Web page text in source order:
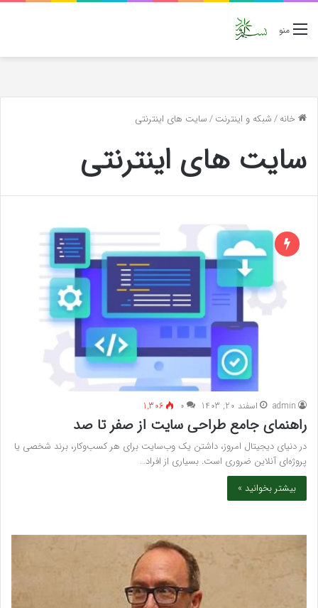
منو
خانه/شبکه و اینترنت/سایت های اینترنتی
سایت های اینترنتی
admin اسفند 20, 1403 ۰ 1,306
راهنمای جامع طراحی سایت از صفر تا صد
در دنیای دیجیتال امروز، داشتن یک وب‌سایت برای هر کسب‌وکار، برند شخصی یا
پروژه‌ای آنلاین ضروری است. بسیاری از افراد…
بیشتر بخوانید »